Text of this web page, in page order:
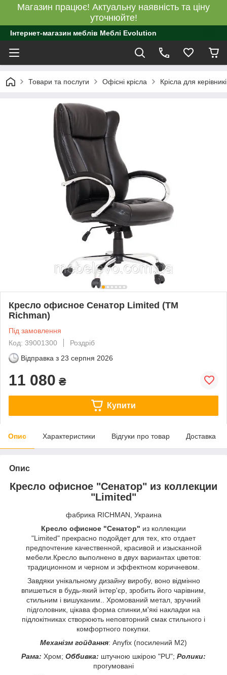
Магазин працює! Актуальну наявність та ціну
уточнюйте!
Інтернет-магазин меблів Меблі Evolution
Товари та послуги Офісні крісла Крісла для
Кресло офисное Сенатор Limited (ТМ
Richman)
Під замовлення
Код: 39001300
Роздріб
Відправка з 23 серпня 2026
11 080 ₴
Купити
Опис Характеристики Відгуки про товар Доставка
Опис
Кресло офисное "Сенатор" из коллекции
"Limited"
фабрика RICHMAN, Украина
Кресло офисное "Сенатор" из коллекции
"Limited" прекрасно подойдет для тех, кто отдает
предпочтение качественной, красивой и изысканной
мебели.Кресло выполнено в двух вариантах цветов:
традиционном и черном и эффектном коричневом.
Завдяки унікальному дизайну виробу, воно відмінно
впишеться в будь-який інтер'єр, зробить його чарівним,
стильним і вишуканим.. Хромований метал, зручний
підголовник, цікава форма спинки,м'які накладки на
підлокітниках створюють неповторний смак стильного і
комфортного покупки.
Механізм гойдання: Anyfix (посилений M2)
Рама: Хром; Оббивка: штучною шкірою "PU"; Ролики:
прогумовані